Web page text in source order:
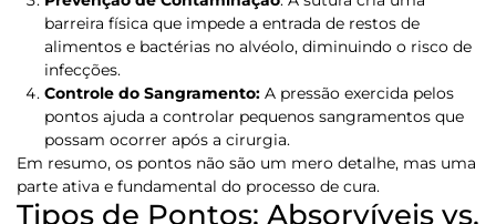
barreira física que impede a entrada de restos de
alimentos e bactérias no alvéolo, diminuindo o risco de
infecções.
Controle do Sangramento: A pressão exercida pelos
pontos ajuda a controlar pequenos sangramentos que
possam ocorrer após a cirurgia.
Em resumo, os pontos não são um mero detalhe, mas uma
parte ativa e fundamental do processo de cura.
Tipos de Pontos: Absorvíveis vs.